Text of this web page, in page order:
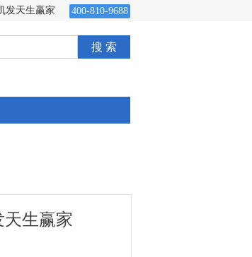
发天生赢家 400-810-9688
搜 索
生赢家